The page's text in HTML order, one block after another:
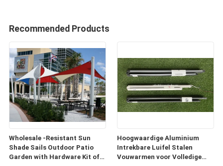
Recommended Products
Wholesale -Resistant Sun
Shade Sails Outdoor Patio
Garden with Hardware Kit of
Hoogwaardige Aluminium
Intrekbare Luifel Stalen
Vouwarmen voor Volledige